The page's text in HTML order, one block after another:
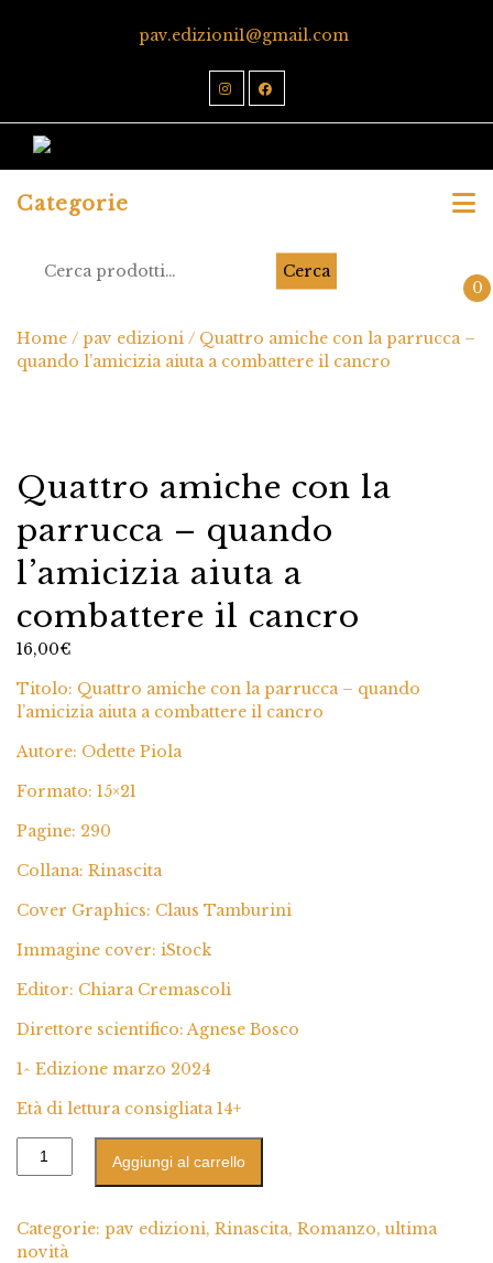
pav.edizioni1@gmail.com
Categorie
Cerca
0
Home / pav edizioni / Quattro amiche con la parrucca –
quando l’amicizia aiuta a combattere il cancro
Quattro amiche con la
parrucca – quando
l’amicizia aiuta a
combattere il cancro
16,00€
Titolo: Quattro amiche con la parrucca – quando
l’amicizia aiuta a combattere il cancro
Autore: Odette Piola
Formato: 15×21
Pagine: 290
Collana: Rinascita
Cover Graphics: Claus Tamburini
Immagine cover: iStock
Editor: Chiara Cremascoli
Direttore scientifico: Agnese Bosco
1^ Edizione marzo 2024
Età di lettura consigliata 14+
Aggiungi al carrello
Categorie: pav edizioni, Rinascita, Romanzo, ultima
novità